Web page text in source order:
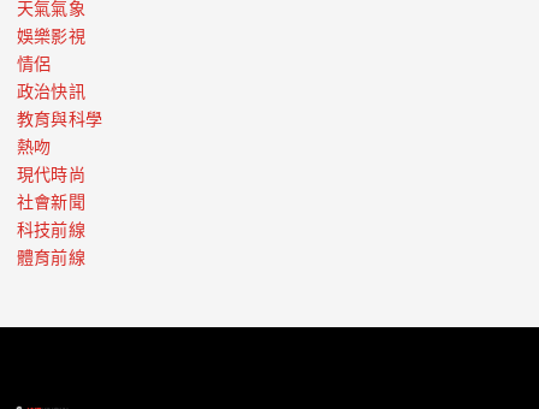
天氣氣象
娛樂影視
情侶
政治快訊
教育與科學
熱吻
現代時尚
社會新聞
科技前線
體育前線